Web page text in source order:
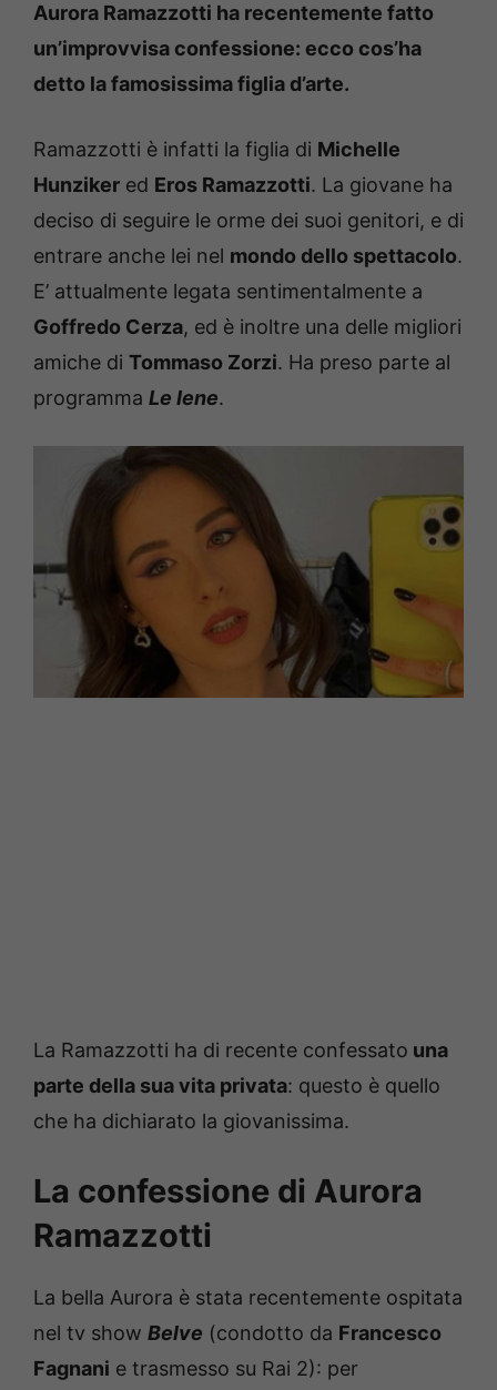
Aurora Ramazzotti ha recentemente fatto
un’improvvisa confessione: ecco cos’ha
detto la famosissima figlia d’arte.
Ramazzotti è infatti la figlia di Michelle
Hunziker ed Eros Ramazzotti. La giovane ha
deciso di seguire le orme dei suoi genitori, e di
entrare anche lei nel mondo dello spettacolo.
E’ attualmente legata sentimentalmente a
Goffredo Cerza, ed è inoltre una delle migliori
amiche di Tommaso Zorzi. Ha preso parte al
programma Le Iene.
La Ramazzotti ha di recente confessato una
parte della sua vita privata: questo è quello
che ha dichiarato la giovanissima.
La confessione di Aurora
Ramazzotti
La bella Aurora è stata recentemente ospitata
nel tv show Belve (condotto da Francesco
Fagnani e trasmesso su Rai 2): per